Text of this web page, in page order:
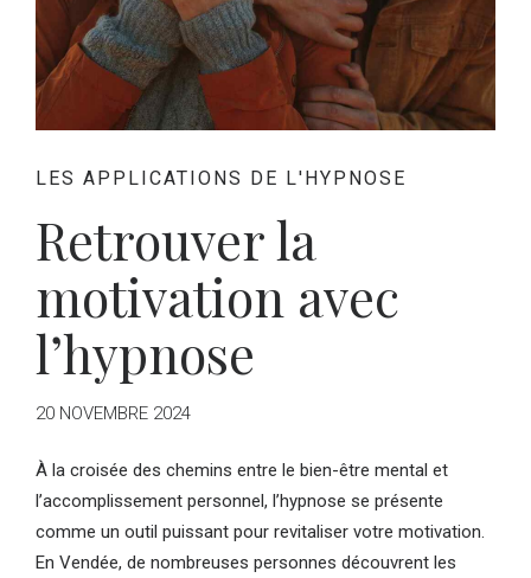
LES APPLICATIONS DE L'HYPNOSE
Retrouver la
motivation avec
l’hypnose
20 NOVEMBRE 2024
À la croisée des chemins entre le bien-être mental et
l’accomplissement personnel, l’hypnose se présente
comme un outil puissant pour revitaliser votre motivation.
En Vendée, de nombreuses personnes découvrent les